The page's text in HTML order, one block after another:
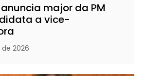
major da PM
a vice-
2026